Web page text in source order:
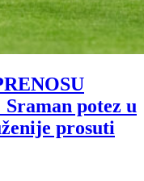
potez u
prosuti